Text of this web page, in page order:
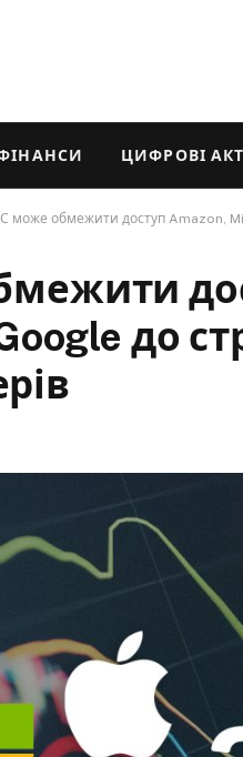
ЦИФРОВІ
може обмежити доступ Amazon,
до